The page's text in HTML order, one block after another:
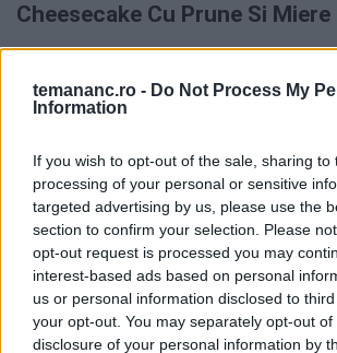
temananc.ro - Do Not Process My
Information
If you wish to opt-out of the sale, sharing to
processing of your personal or sensitive
targeted advertising by us, please use the
section to confirm your selection. Please
opt-out request is processed you may
interest-based ads based on personal
us or personal information disclosed to
your opt-out. You may separately opt-out
disclosure of your personal information by
Cheesecake Cu Prune Si Miere
DULCIURI ȘI PRĂJITURI